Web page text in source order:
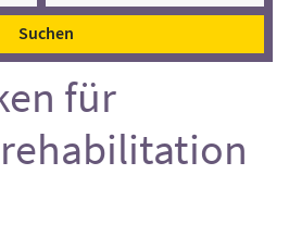
Suchen
für